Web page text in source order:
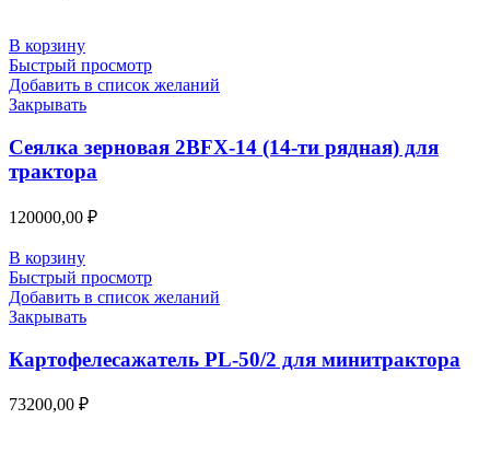
В корзину
Быстрый просмотр
Добавить в список желаний
Закрывать
Сеялка зерновая 2BFX-14 (14-ти рядная) для
трактора
120000,00 ₽
В корзину
Быстрый просмотр
Добавить в список желаний
Закрывать
Картофелесажатель PL-50/2 для минитрактора
73200,00 ₽